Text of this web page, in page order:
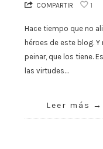
COMPARTIR 1
Hace tiempo que no
héroes de este blog.
peinar, que los tiene.
las virtudes…
Leer más